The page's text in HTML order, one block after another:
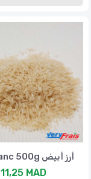
Riz Blanc 500g أرز أبيض
11,25 MAD